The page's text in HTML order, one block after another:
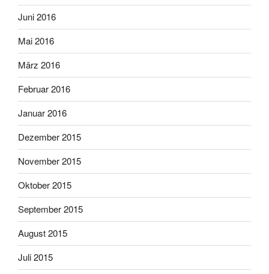
Juni 2016
Mai 2016
März 2016
Februar 2016
Januar 2016
Dezember 2015
November 2015
Oktober 2015
September 2015
August 2015
Juli 2015